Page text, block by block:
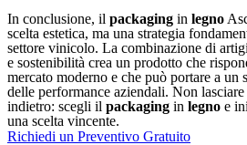
In conclusione, il packaging in legno
scelta estetica, ma una strategia
settore vinicolo. La combinazione di
e sostenibilità crea un prodotto che
mercato moderno e che può portare a
delle performance aziendali. Non
indietro: scegli il packaging in legno e
una scelta vincente.
Richiedi un Preventivo Gratuito